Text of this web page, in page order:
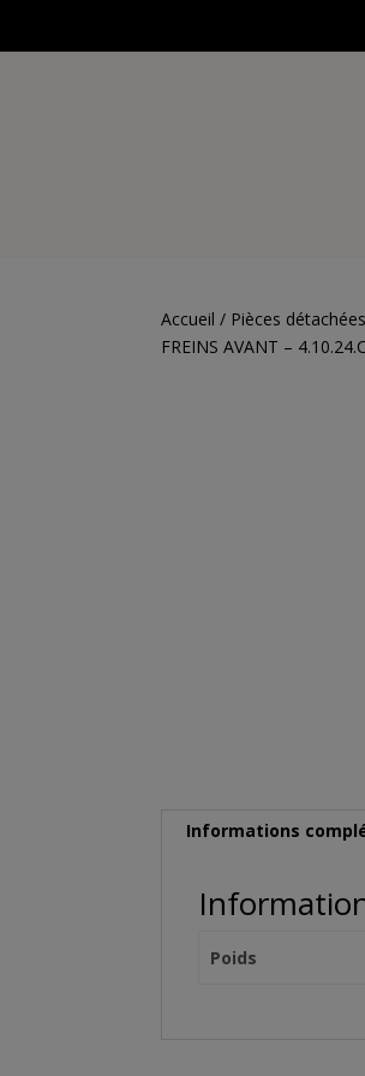
Accueil / Pièces détachées
FREINS AVANT –
Informations
Poids